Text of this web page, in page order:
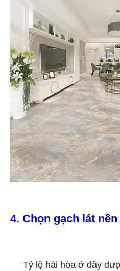
4. Chọn gạch lát
Tỷ lệ hài hòa ở đây